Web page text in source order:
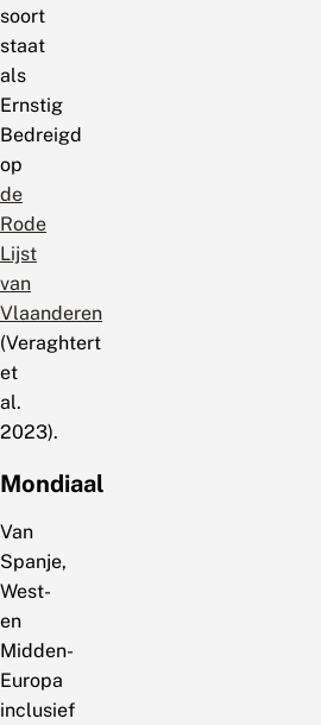
soort
staat
als
Ernstig
Bedreigd
op
de
Rode
Lijst
van
Vlaanderen
(Veraghtert
et
al.
2023).
Mondiaal
Van
Spanje,
West-
en
Midden-
Europa
inclusief